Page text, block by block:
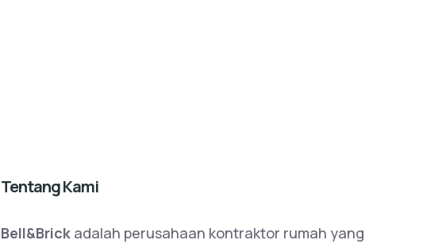
Tentang Kami
Bell&Brick adalah perusahaan kontraktor rumah yang